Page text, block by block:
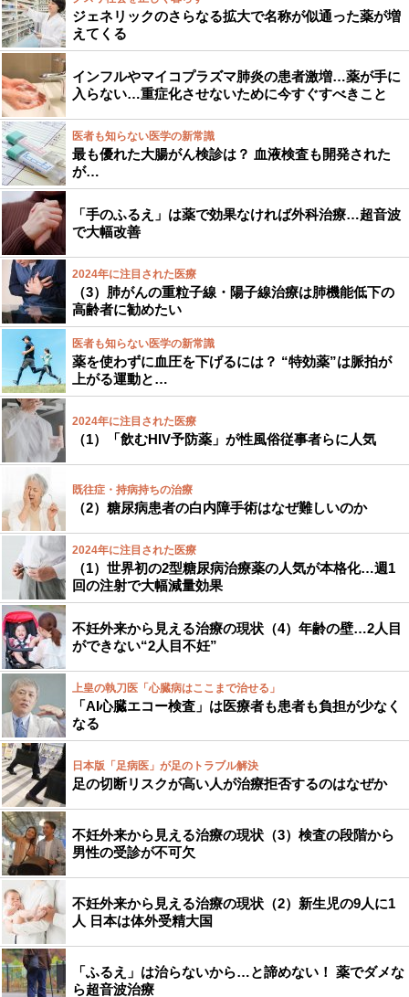
ジェネリックのさらなる拡大で名称が似通った薬が増
えてくる
インフルやマイコプラズマ肺炎の患者激増…薬が手に
入らない…重症化させないために今すぐすべきこと
医者も知らない医学の新常識
最も優れた大腸がん検診は？ 血液検査も開発された
が…
「手のふるえ」は薬で効果なければ外科治療…超音波
で大幅改善
2024年に注目された医療
（3）肺がんの重粒子線・陽子線治療は肺機能低下の
高齢者に勧めたい
医者も知らない医学の新常識
薬を使わずに血圧を下げるには？ “特効薬”は脈拍が
上がる運動と…
2024年に注目された医療
（1）「飲むHIV予防薬」が性風俗従事者らに人気
既往症・持病持ちの治療
（2）糖尿病患者の白内障手術はなぜ難しいのか
2024年に注目された医療
（1）世界初の2型糖尿病治療薬の人気が本格化…週1
回の注射で大幅減量効果
不妊外来から見える治療の現状（4）年齢の壁…2人目
ができない“2人目不妊”
上皇の執刀医「心臓病はここまで治せる」
「AI心臓エコー検査」は医療者も患者も負担が少なく
なる
日本版「足病医」が足のトラブル解決
足の切断リスクが高い人が治療拒否するのはなぜか
不妊外来から見える治療の現状（3）検査の段階から
男性の受診が不可欠
不妊外来から見える治療の現状（2）新生児の9人に1
人 日本は体外受精大国
「ふるえ」は治らないから…と諦めない！ 薬でダメな
ら超音波治療